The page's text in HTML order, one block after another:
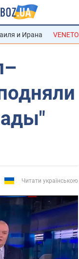
и Ирана VENETO
Читати українською